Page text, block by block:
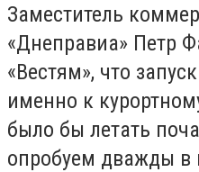
Заместитель
«Днеправиа» Петр
«Вестям», что
именно к
было бы летать
опробуем дважды в